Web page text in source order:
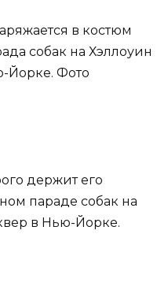
в костюм
собак на Хэллоуин
Йорке. Фото
держит его
параде собак на
в Нью-Йорке.